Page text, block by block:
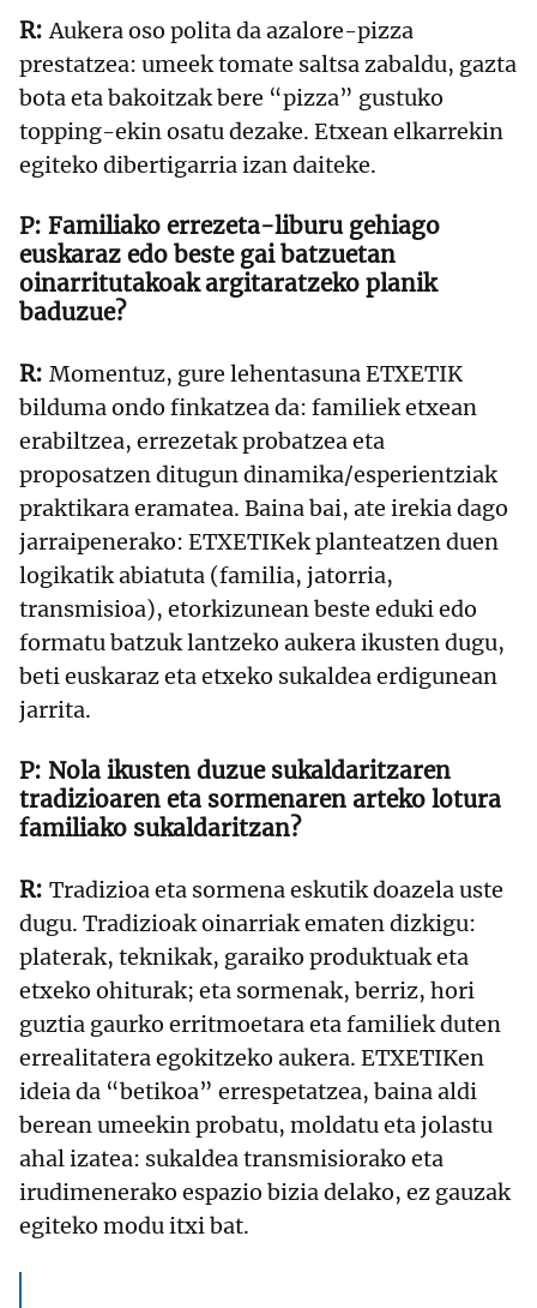
Aukera oso polita da azalore-pizza
prestatzea: umeek tomate saltsa zabaldu, gazta
bota eta bakoitzak bere “pizza” gustuko
topping-ekin osatu dezake. Etxean elkarrekin
egiteko dibertigarria izan daiteke.
Familiako errezeta-liburu gehiago
euskaraz edo beste gai batzuetan
oinarritutakoak argitaratzeko planik
baduzue?
Momentuz, gure lehentasuna ETXETIK
bilduma ondo finkatzea da: familiek etxean
erabiltzea, errezetak probatzea eta
proposatzen ditugun dinamika/esperientziak
praktikara eramatea. Baina bai, ate irekia dago
jarraipenerako: ETXETIKek planteatzen duen
logikatik abiatuta (familia, jatorria,
transmisioa), etorkizunean beste eduki edo
formatu batzuk lantzeko aukera ikusten dugu,
beti euskaraz eta etxeko sukaldea erdigunean
jarrita.
Nola ikusten duzue sukaldaritzaren
tradizioaren eta sormenaren arteko lotura
familiako sukaldaritzan?
Tradizioa eta sormena eskutik doazela uste
dugu. Tradizioak oinarriak ematen dizkigu:
platerak, teknikak, garaiko produktuak eta
etxeko ohiturak; eta sormenak, berriz, hori
guztia gaurko erritmoetara eta familiek duten
errealitatera egokitzeko aukera. ETXETIKen
ideia da “betikoa” errespetatzea, baina aldi
berean umeekin probatu, moldatu eta jolastu
ahal izatea: sukaldea transmisiorako eta
irudimenerako espazio bizia delako, ez gauzak
egiteko modu itxi bat.